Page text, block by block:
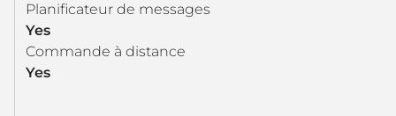
Planificateur de messages
Yes
Commande à distance
Yes